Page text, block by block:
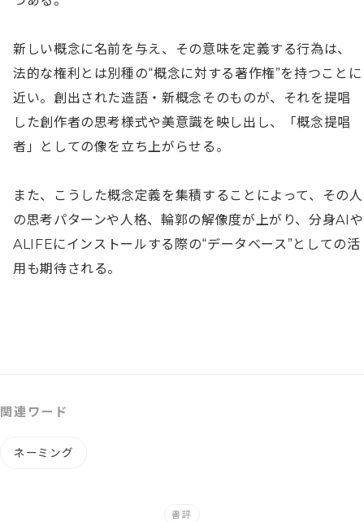
新しい概念に名前を与え、その意味を定義する行為は、
法的な権利とは別種の“概念に対する著作権”を持つことに
近い。創出された造語・新概念そのものが、それを提唱
した創作者の思考様式や美意識を映し出し、「概念提唱
者」としての像を立ち上がらせる。
また、こうした概念定義を集積することによって、その人
の思考パターンや人格、輪郭の解像度が上がり、分身AIや
ALIFEにインストールする際の“データベース”としての活
用も期待される。
関連ワード
ネーミング
書評